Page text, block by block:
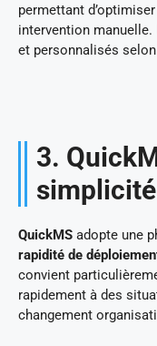
permettant
intervention
et personnalisés
3.
QuickMS adopte une
rapidité de
convient
rapidement à des
changement